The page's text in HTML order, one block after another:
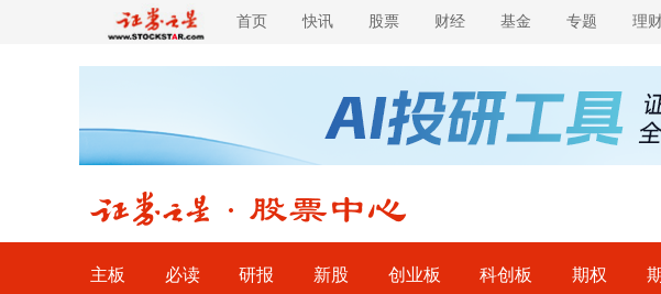
首页 快讯 股票 财经 基金 专题 理
主板 必读 研报 新股 创业板 科创板 期权